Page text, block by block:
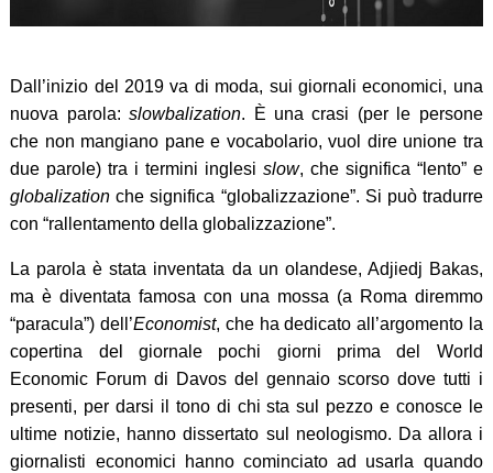
Dall’inizio del 2019 va di moda, sui giornali economici, una
nuova parola:slowbalization. È una crasi (per le persone
che non mangiano pane e vocabolario, vuol dire unione tra
due parole) tra i termini inglesi slow, che significa “lento” e
globalization che significa “globalizzazione”. Si può tradurre
con “rallentamento della globalizzazione”.
La parola è stata inventata da un olandese, Adjiedj Bakas,
ma è diventata famosa con una mossa (a Roma diremmo
“paracula”) dell’Economist, che ha dedicato all’argomento la
copertina del giornale pochi giorni prima del World
Economic Forum di Davos del gennaio scorso dove tutti i
presenti, per darsi il tono di chi sta sul pezzo e conosce le
ultime notizie, hanno dissertato sul neologismo. Da allora i
giornalisti economici hanno cominciato ad usarla quando